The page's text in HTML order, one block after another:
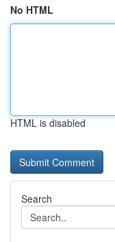
No HTML
HTML is disabled
Search